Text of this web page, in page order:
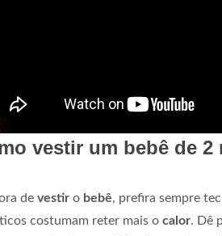
vestir um bebê de 2
de vestir o bebê, prefira sempre
costumam reter mais o calor. Dê